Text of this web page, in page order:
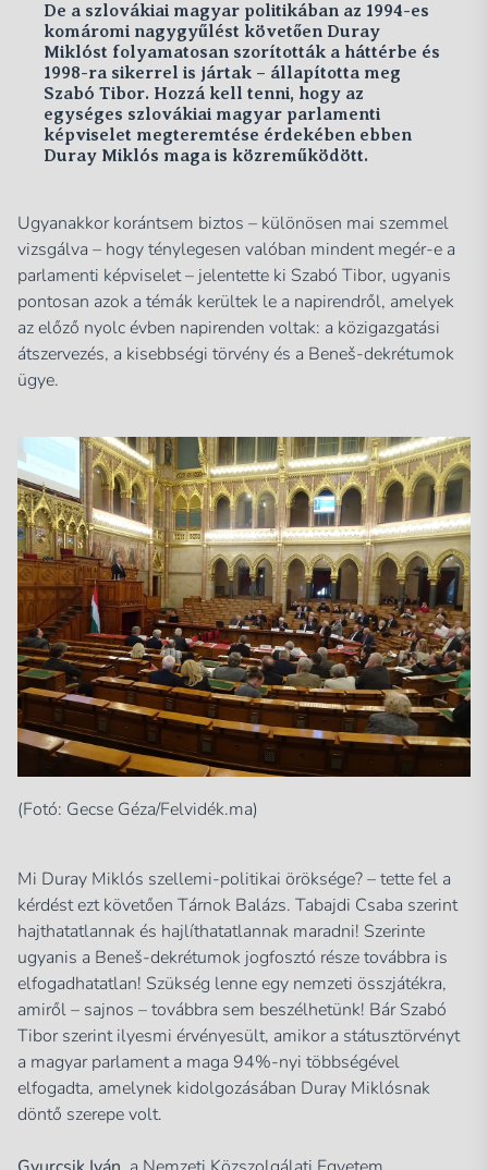
De a szlovákiai magyar politikában az 1994-es
komáromi nagygyűlést követően Duray
Miklóst folyamatosan szorították a háttérbe és
1998-ra sikerrel is jártak – állapította meg
Szabó Tibor. Hozzá kell tenni, hogy az
egységes szlovákiai magyar parlamenti
képviselet megteremtése érdekében ebben
Duray Miklós maga is közreműködött.
Ugyanakkor korántsem biztos – különösen mai szemmel
vizsgálva – hogy ténylegesen valóban mindent megér-e a
parlamenti képviselet – jelentette ki Szabó Tibor, ugyanis
pontosan azok a témák kerültek le a napirendről, amelyek
az előző nyolc évben napirenden voltak: a közigazgatási
átszervezés, a kisebbségi törvény és a Beneš-dekrétumok
ügye.
(Fotó: Gecse Géza/Felvidék.ma)
Mi Duray Miklós szellemi-politikai öröksége? – tette fel a
kérdést ezt követően Tárnok Balázs. Tabajdi Csaba szerint
hajthatatlannak és hajlíthatatlannak maradni! Szerinte
ugyanis a Beneš-dekrétumok jogfosztó része továbbra is
elfogadhatatlan! Szükség lenne egy nemzeti összjátékra,
amiről – sajnos – továbbra sem beszélhetünk! Bár Szabó
Tibor szerint ilyesmi érvényesült, amikor a státusztörvényt
a magyar parlament a maga 94%-nyi többségével
elfogadta, amelynek kidolgozásában Duray Miklósnak
döntő szerepe volt.